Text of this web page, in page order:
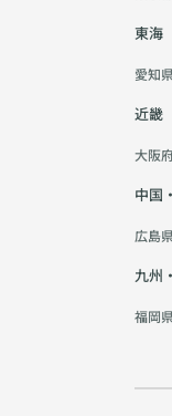
東海
愛知
近畿
大阪
中国
広島
九州
福岡